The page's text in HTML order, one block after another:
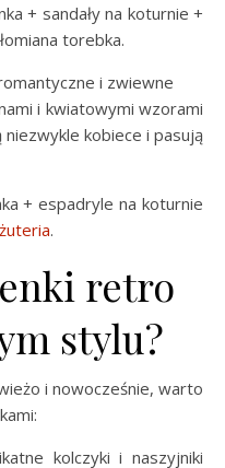
+ sandały na koturnie +
torebka.
i zwiewne
i kwiatowymi wzorami
kobiece i pasują
+ espadryle na koturnie
.
retro
stylu?
i nowocześnie, warto
kolczyki i naszyjniki